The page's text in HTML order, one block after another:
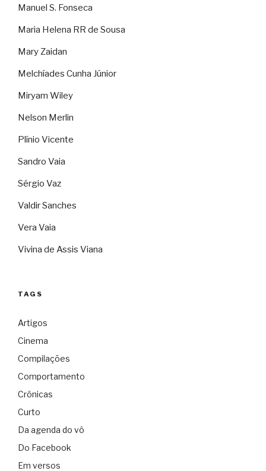
Manuel S. Fonseca
Maria Helena RR de Sousa
Mary Zaidan
Melchíades Cunha Júnior
Miryam Wiley
Nelson Merlin
Plínio Vicente
Sandro Vaia
Sérgio Vaz
Valdir Sanches
Vera Vaia
Vivina de Assis Viana
TAGS
Artigos
Cinema
Compilações
Comportamento
Crônicas
Curto
Da agenda do vô
Do Facebook
Em versos